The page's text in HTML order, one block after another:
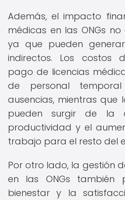
Además, el impacto
médicas en las ONGs
ya que pueden
indirectos. Los costos
pago de licencias
de personal
ausencias, mientras que
pueden surgir de la
productividad y el
trabajo para el resto del
Por otro lado, la gestión
en las ONGs también
bienestar y la